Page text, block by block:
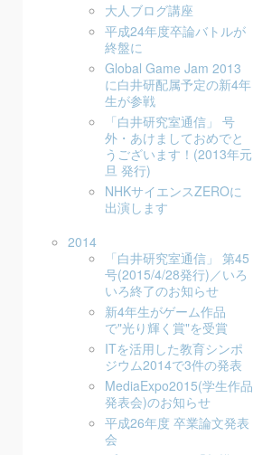
大人ブログ講座
平成24年度卒論バトルが
終盤に
Global Game Jam 2013
に白井研配属予定の新4年
生が参戦
「白井研究室通信」 号
外・あけましておめでと
うございます！(2013年元
旦 発行)
NHKサイエンスZEROに
出演します
2014
「白井研究室通信」 第45
号(2015/4/28発行)／いろ
いろ終了のお知らせ
新4年生がゲーム作品
で"光り輝く賞"を受賞
ITを活用した教育シンポ
ジウム2014で3件の発表
MediaExpo2015(学生作品
発表会)のお知らせ
平成26年度 卒業論文発表
会